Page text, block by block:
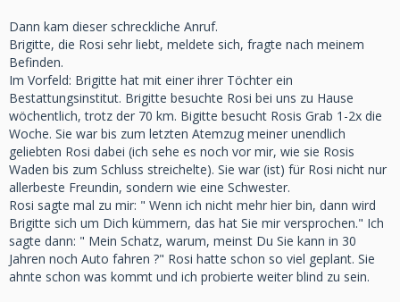
Dann kam dieser schreckliche Anruf.
Brigitte, die Rosi sehr liebt, meldete sich, fragte nach meinem
Befinden.
Im Vorfeld: Brigitte hat mit einer ihrer Töchter ein
Bestattungsinstitut. Brigitte besuchte Rosi bei uns zu Hause
wöchentlich, trotz der 70 km. Bigitte besucht Rosis Grab 1-2x die
Woche. Sie war bis zum letzten Atemzug meiner unendlich
geliebten Rosi dabei (ich sehe es noch vor mir, wie sie Rosis
Waden bis zum Schluss streichelte). Sie war (ist) für Rosi nicht nur
allerbeste Freundin, sondern wie eine Schwester.
Rosi sagte mal zu mir: " Wenn ich nicht mehr hier bin, dann wird
Brigitte sich um Dich kümmern, das hat Sie mir versprochen." Ich
sagte dann: " Mein Schatz, warum, meinst Du Sie kann in 30
Jahren noch Auto fahren ?" Rosi hatte schon so viel geplant. Sie
ahnte schon was kommt und ich probierte weiter blind zu sein.